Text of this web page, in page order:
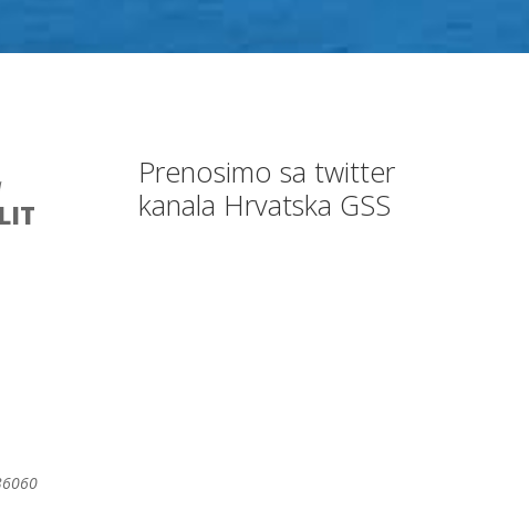
Prenosimo sa twitter
kanala Hrvatska GSS